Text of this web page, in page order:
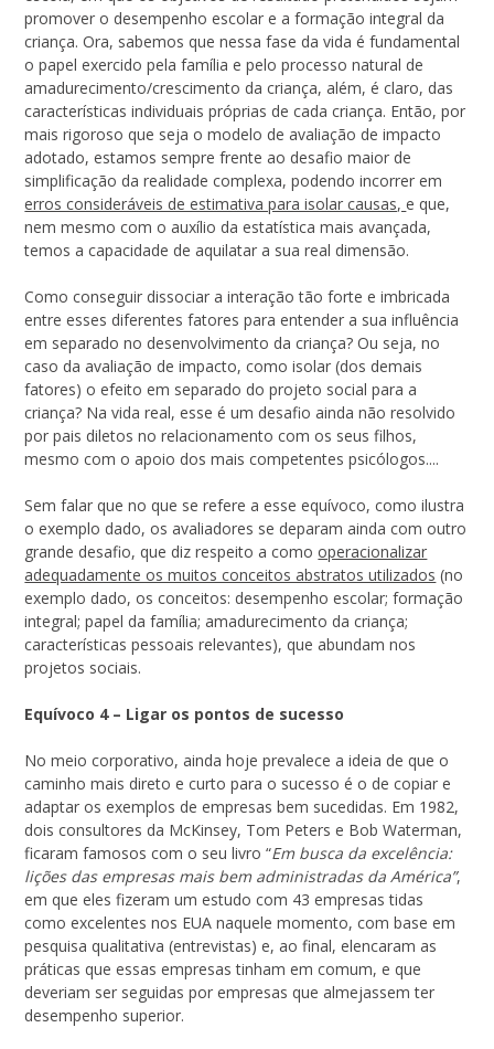
promover o desempenho escolar e a formação integral da
criança. Ora, sabemos que nessa fase da vida é fundamental
o papel exercido pela família e pelo processo natural de
amadurecimento/crescimento da criança, além, é claro, das
características individuais próprias de cada criança. Então, por
mais rigoroso que seja o modelo de avaliação de impacto
adotado, estamos sempre frente ao desafio maior de
simplificação da realidade complexa, podendo incorrer em
erros consideráveis de estimativa para isolar causas,e que,
nem mesmo com o auxílio da estatística mais avançada,
temos a capacidade de aquilatar a sua real dimensão.
Como conseguir dissociar a interação tão forte e imbricada
entre esses diferentes fatores para entender a sua influência
em separado no desenvolvimento da criança? Ou seja, no
caso da avaliação de impacto, como isolar (dos demais
fatores) o efeito em separado do projeto social para a
criança? Na vida real, esse é um desafio ainda não resolvido
por pais diletos no relacionamento com os seus filhos,
mesmo com o apoio dos mais competentes psicólogos....
Sem falar que no que se refere a esse equívoco, como ilustra
o exemplo dado, os avaliadores se deparam ainda com outro
grande desafio, que diz respeito a comooperacionalizar
adequadamente os muitos conceitos abstratos utilizados (no
exemplo dado, os conceitos: desempenho escolar; formação
integral; papel da família; amadurecimento da criança;
características pessoais relevantes), que abundam nos
projetos sociais.
Equívoco 4 – Ligar os pontos de sucesso
No meio corporativo, ainda hoje prevalece a ideia de que o
caminho mais direto e curto para o sucesso é o de copiar e
adaptar os exemplos de empresas bem sucedidas. Em 1982,
dois consultores da McKinsey, Tom Peters e Bob Waterman,
ficaram famosos com o seu livro “Em busca da excelência:
lições das empresas mais bem administradas da América”,
em que eles fizeram um estudo com 43 empresas tidas
como excelentes nos EUA naquele momento, com base em
pesquisa qualitativa (entrevistas) e, ao final, elencaram as
práticas que essas empresas tinham em comum, e que
deveriam ser seguidas por empresas que almejassem ter
desempenho superior.